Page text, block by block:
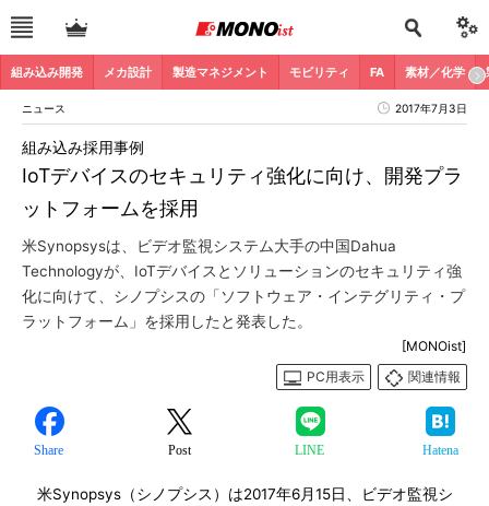
組み込み開発 メカ設計 製造マネジメント モビリティ FA 素材／化学
ニュース 2017年7月3日
IoTデバイスのセキュリティ強化に向け、開発プラ
ットフォームを採用
組み込み採用事例
米Synopsysは、ビデオ監視システム大手の中国Dahua
Technologyが、IoTデバイスとソリューションのセキュリティ強
化に向けて、シノプシスの「ソフトウェア・インテグリティ・プ
ラットフォーム」を採用したと発表した。
[MONOist]
PC用表示
関連情報
Share Post LINE Hatena
米Synopsys（シノプシス）は2017年6月15日、ビデオ監視シ